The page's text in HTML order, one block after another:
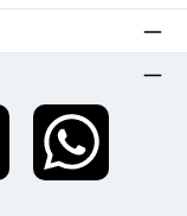
WhatsApp